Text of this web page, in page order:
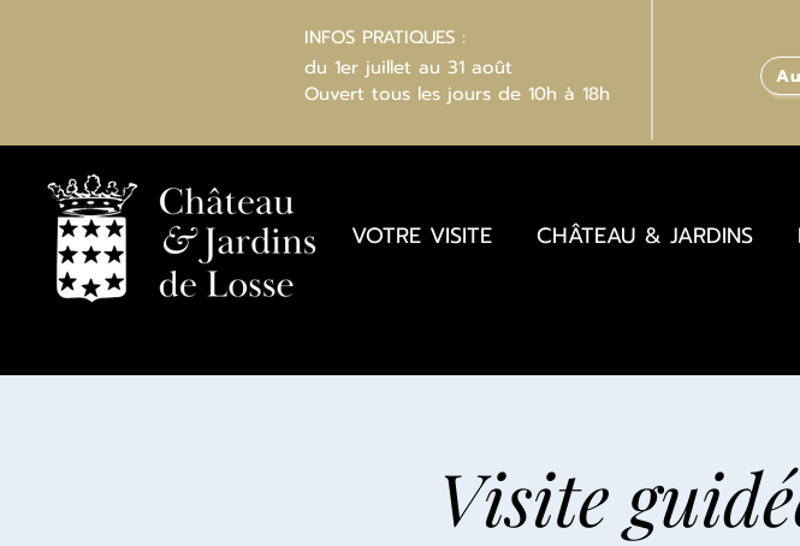
INFOS PRATIQUES :
du 1er juillet au 31 août
Ouvert tous les jours de 10h à 18h
VOTRE VISITE CHÂTEAU & JARDINS
Visite